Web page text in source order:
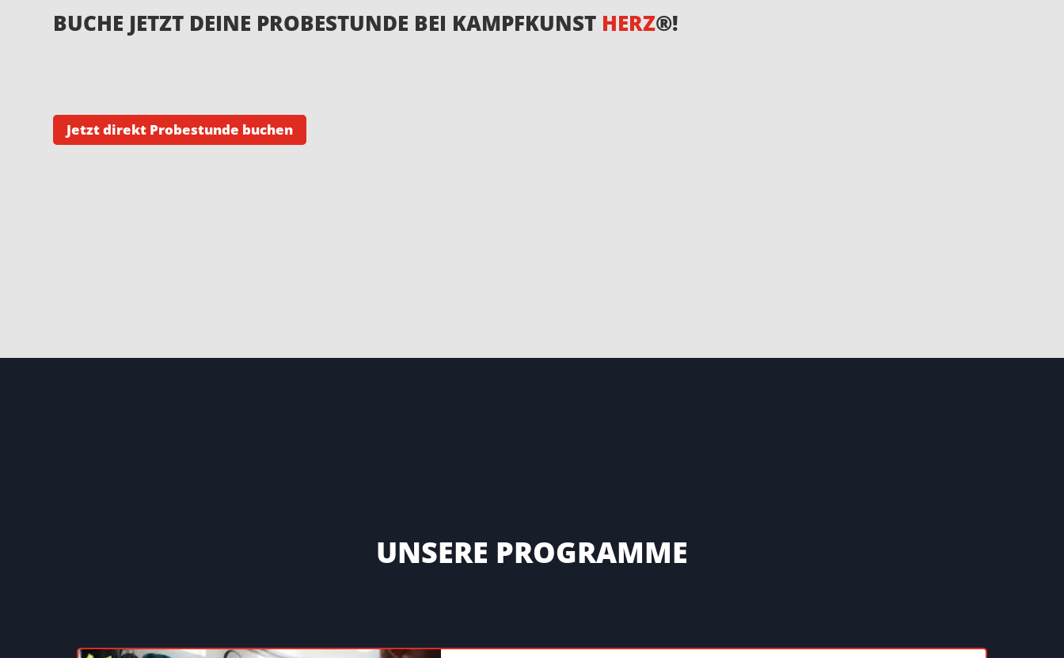
BUCHE JETZT DEINE PROBESTUNDE BEI KAMPFKUNST HERZ®!
Jetzt direkt Probestunde buchen
UNSERE PROGRAMME